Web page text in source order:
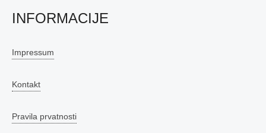
INFORMACIJE
Impressum
Kontakt
Pravila prvatnosti